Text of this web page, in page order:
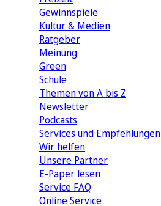
Gewinnspiele
Kultur & Medien
Ratgeber
Meinung
Green
Schule
Themen von A bis Z
Newsletter
Podcasts
Services und Empfehlungen
Wir helfen
Unsere Partner
E-Paper lesen
Service FAQ
Online Service